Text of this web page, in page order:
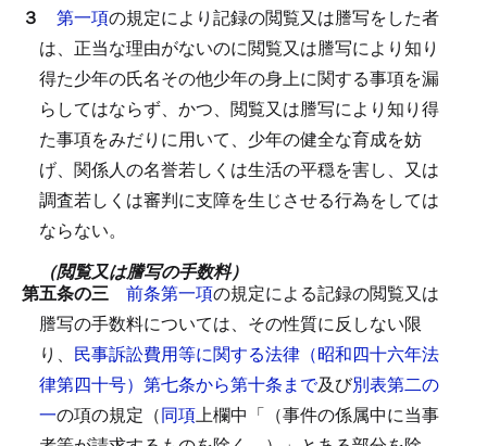
３ 第一項の規定により記録の閲覧又は謄写をした者
は、正当な理由がないのに閲覧又は謄写により知り
得た少年の氏名その他少年の身上に関する事項を漏
らしてはならず、かつ、閲覧又は謄写により知り得
た事項をみだりに用いて、少年の健全な育成を妨
げ、関係人の名誉若しくは生活の平穏を害し、又は
調査若しくは審判に支障を生じさせる行為をしては
ならない。
（閲覧又は謄写の手数料）
第五条の三 前条第一項の規定による記録の閲覧又は
謄写の手数料については、その性質に反しない限
り、 民事訴訟費用等に関する法律（昭和四十六年法
律第四十号）第七条から第十条まで及び別表第二の
一の項の規定（同項上欄中「（事件の係属中に当事